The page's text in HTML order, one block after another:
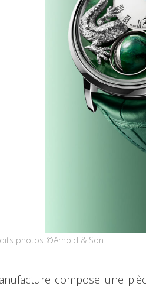
photos ©Arnold & Son
compose une